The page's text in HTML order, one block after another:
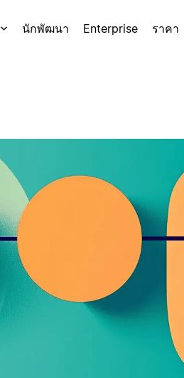
นักพัฒนา Enterprise ราคา